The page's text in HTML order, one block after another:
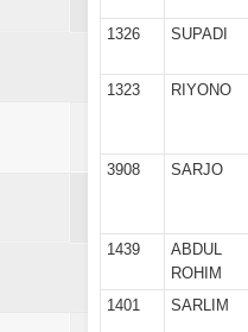
1326
SUPADI
1323
RIYONO
3908
SARJO
1439
ABDUL
ROHIM
1401
SARLIM